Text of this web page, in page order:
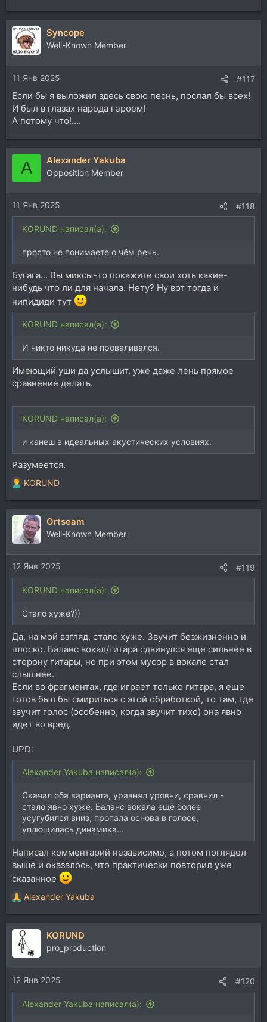
Syncope
Well-Known Member
11 Янв 2025 #117
Если бы я выложил здесь свою песнь, послал бы всех!
И был в глазах народа героем!
А потому что!....
A Alexander Yakuba
Opposition Member
11 Янв 2025 #118
KORUND написал(а):
просто не понимаете о чём речь.
Бугага... Вы миксы-то покажите свои хоть какие-
нибудь что ли для начала. Нету? Ну вот тогда и
нипидиди тут
KORUND написал(а):
И никто никуда не проваливался.
Имеющий уши да услышит, уже даже лень прямое
сравнение делать.
KORUND написал(а):
и канеш в идеальных акустических условиях.
Разумеется.
Р
е
а
к
ц
и
и
:
KORUND
Ortseam
Well-Known Member
12 Янв 2025 #119
KORUND написал(а):
Стало хуже?))
Да, на мой взгляд, стало хуже. Звучит безжизненно и
плоско. Баланс вокал/гитара сдвинулся еще сильнее в
сторону гитары, но при этом мусор в вокале стал
слышнее.
Если во фрагментах, где играет только гитара, я еще
готов был бы смириться с этой обработкой, то там, где
звучит голос (особенно, когда звучит тихо) она явно
идет во вред.
UPD:
Alexander Yakuba написал(а):
Скачал оба варианта, уравнял уровни, сравнил -
стало явно хуже. Баланс вокала ещё более
усугубился вниз, пропала основа в голосе,
уплющилась динамика...
Написал комментарий независимо, а потом поглядел
выше и оказалось, что практически повторил уже
сказанное
Р
е
а
и
и
:
Alexander Yakuba
KORUND
pro_production
12 Янв 2025 #120
Alexander Yakuba написал(а):